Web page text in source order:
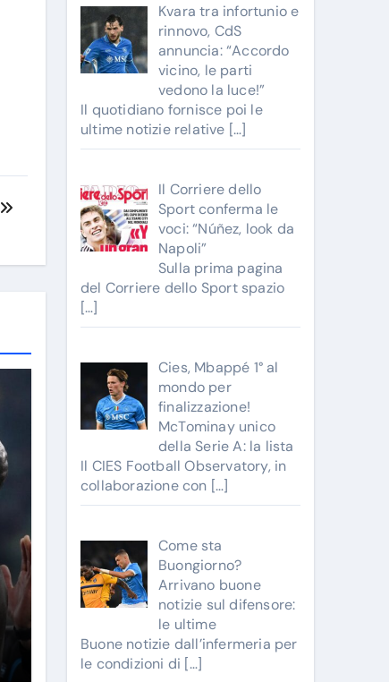
Kvara tra infortunio e
rinnovo, CdS
annuncia: “Accordo
vicino, le parti
vedono la luce!”
Il quotidiano fornisce poi le
ultime notizie relative […]
Il Corriere dello
Sport conferma le
voci: “Núñez, look da
Napoli”
Sulla prima pagina
del Corriere dello Sport spazio
[…]
Cies, Mbappé 1° al
mondo per
finalizzazione!
McTominay unico
della Serie A: la lista
Il CIES Football Observatory, in
collaborazione con […]
Come sta
Buongiorno?
Arrivano buone
notizie sul difensore:
le ultime
Buone notizie dall’infermeria per
le condizioni di […]